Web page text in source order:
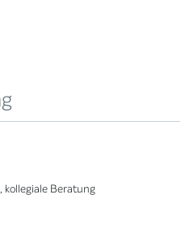
Beratung